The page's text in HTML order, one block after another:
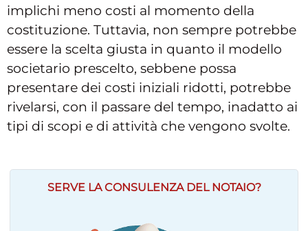
implichi meno costi al momento della
costituzione. Tuttavia, non sempre potrebbe
essere la scelta giusta in quanto il modello
societario prescelto, sebbene possa
presentare dei costi iniziali ridotti, potrebbe
rivelarsi, con il passare del tempo, inadatto ai
tipi di scopi e di attività che vengono svolte.
SERVE LA CONSULENZA DEL NOTAIO?